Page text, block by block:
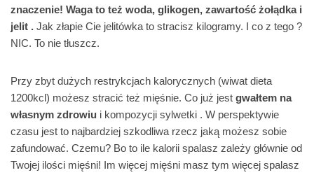
znaczenie! Waga to też woda, glikogen, zawartość żołądka i
jelit . Jak złapie Cie jelitówka to stracisz kilogramy. I co z tego ?
NIC. To nie tłuszcz.
Przy zbyt dużych restrykcjach kalorycznych (wiwat dieta
1200kcl) możesz stracić też mięśnie. Co już jest gwałtem na
własnym zdrowiu i kompozycji sylwetki . W perspektywie
czasu jest to najbardziej szkodliwa rzecz jaką możesz sobie
zafundować. Czemu? Bo to ile kalorii spalasz zależy głównie od
Twojej ilości mięśni! Im więcej mięśni masz tym więcej spalasz